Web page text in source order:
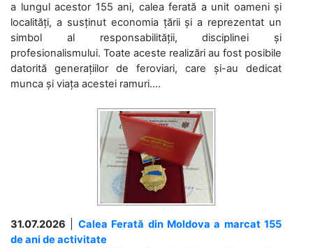
a lungul acestor 155 ani, calea ferată a unit oameni și
localități, a susținut economia țării și a reprezentat un
simbol al responsabilității, disciplinei și
profesionalismului. Toate aceste realizări au fost posibile
datorită generațiilor de feroviari, care și-au dedicat
munca și viața acestei ramuri....
31.07.2026
Calea Ferată din Moldova a marcat 155
de ani de activitate